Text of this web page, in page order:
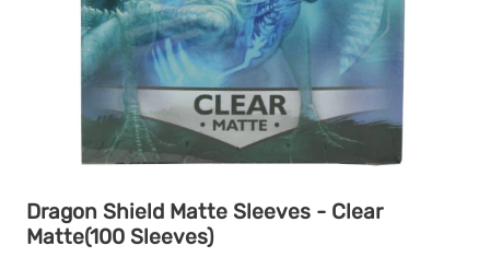
Dragon Shield Matte Sleeves - Clear
Matte(100 Sleeves)